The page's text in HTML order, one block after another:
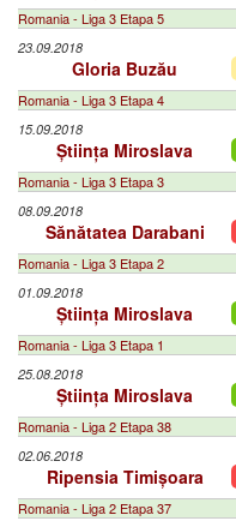
Romania - Liga 3 Etapa 5
23.09.2018
Gloria Buzău
Romania - Liga 3 Etapa 4
15.09.2018
Știința Miroslava
Romania - Liga 3 Etapa 3
08.09.2018
Sănătatea Darabani
Romania - Liga 3 Etapa 2
01.09.2018
Știința Miroslava
Romania - Liga 3 Etapa 1
25.08.2018
Știința Miroslava
Romania - Liga 2 Etapa 38
02.06.2018
Ripensia Timișoara
Romania - Liga 2 Etapa 37